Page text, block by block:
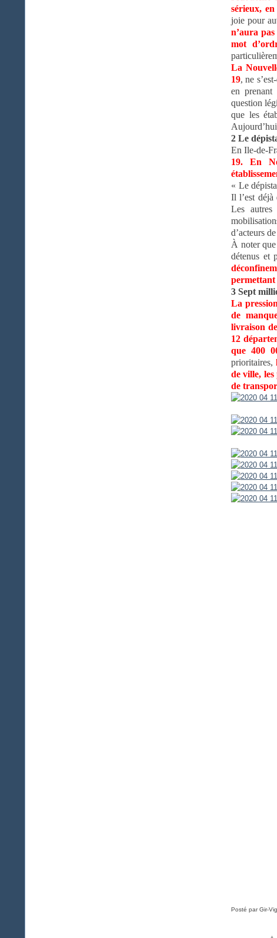
sérieux,
joie pour
n’aura
mot
La
19, ne
en prenant
question
que les
2 Le
En Ile-de-
19. En
« Le
Il l’est déjà
Les autres
d’acteurs
À noter que
détenus et
permettant
3 Sept
La
de
livraison
12
que 400
prioritaires,
de ville, les
de
Posté par Gir-